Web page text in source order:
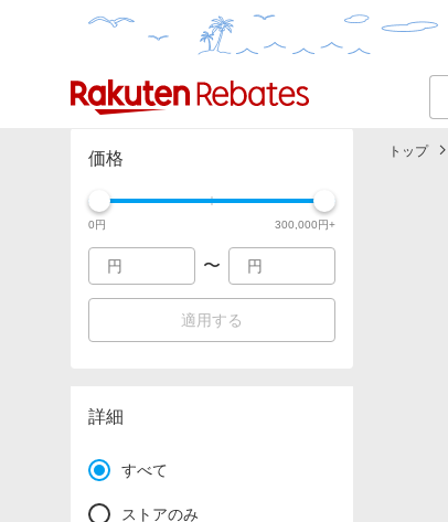
カテゴリー一覧 イベント一覧
価格
0円 300,000円+
〜
適用する
詳細
すべて
ストアのみ
トップ